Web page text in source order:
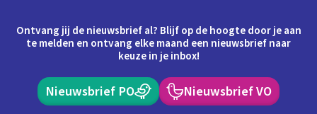
Ontvang jij de nieuwsbrief al? Blijf op de hoogte door je aan
te melden en ontvang elke maand een nieuwsbrief naar
keuze in je inbox!
Nieuwsbrief PO Nieuwsbrief VO